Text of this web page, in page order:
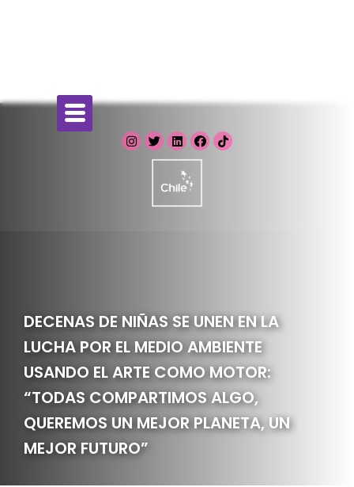
DECENAS DE NIÑAS SE UNEN EN LA
LUCHA POR EL MEDIO AMBIENTE
USANDO EL ARTE COMO MOTOR:
“TODAS COMPARTIMOS ALGO,
QUEREMOS UN MEJOR PLANETA, UN
MEJOR FUTURO”